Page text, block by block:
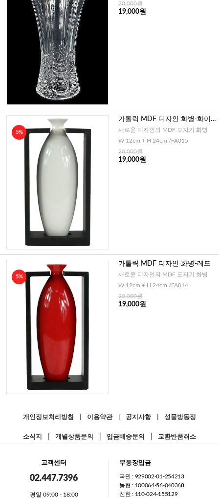
20,000원
19,000원
5%
가톨릭 MDF 디자인 화병-화이
트
새로운 디자인의 MDF 도자기 화병
W 12cm + H 24cm /FA015
20,000원
19,000원
5%
가톨릭 MDF 디자인 화병-레드
새로운 디자인의 MDF 도자기 화병
W 12cm + H 24cm /FA014
20,000원
19,000원
개인정보처리방침 이용약관 공지사항 성물방동정
소식지 개별상품문의 입금배송문의 교환반품취소
고객센터
02.447.7396
평일 09:00 - 18:00
무통장입금
국민 : 929002-01-254213
농협 : 100064-56-040368
신한 : 110-024-155129